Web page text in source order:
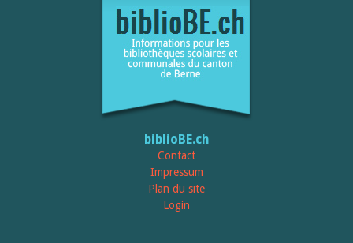
biblioBE.ch
Contact
Impressum
Plan du site
Login